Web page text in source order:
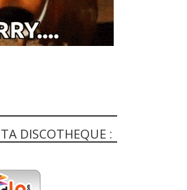
DISCOTHEQUE :